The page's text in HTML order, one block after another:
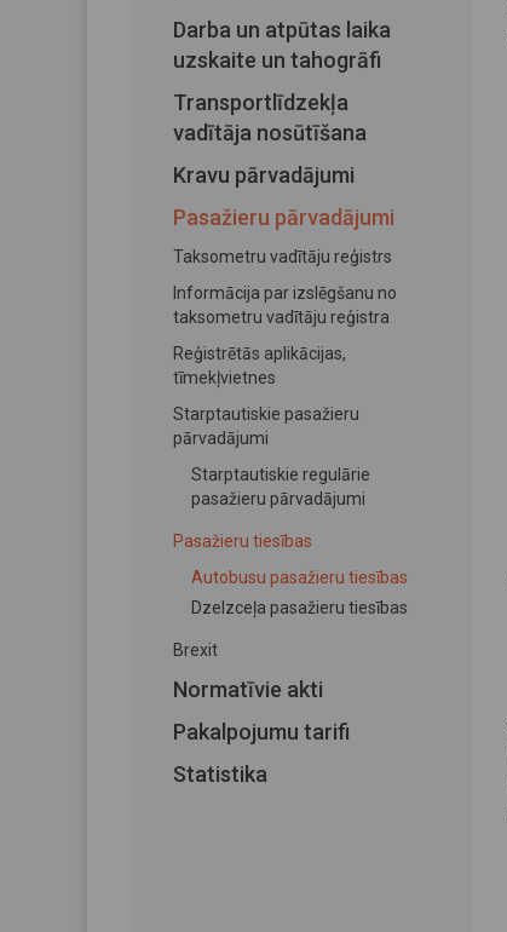
Darba un atpūtas laika
uzskaite un tahogrāfi
Transportlīdzekļa
vadītāja nosūtīšana
Kravu pārvadājumi
Pasažieru pārvadājumi
Taksometru vadītāju reģistrs
Informācija par izslēgšanu no
taksometru vadītāju reģistra
Reģistrētās aplikācijas,
tīmekļvietnes
Starptautiskie pasažieru
pārvadājumi
Starptautiskie regulārie
pasažieru pārvadājumi
Pasažieru tiesības
Autobusu pasažieru tiesības
Dzelzceļa pasažieru tiesības
Brexit
Normatīvie akti
Pakalpojumu tarifi
Statistika